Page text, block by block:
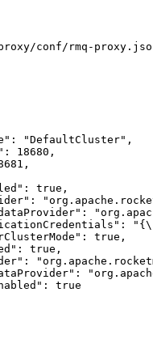
conf/rmq-
"DefaultCluster" ,
18680 ,
,
true ,
true ,
true ,
true